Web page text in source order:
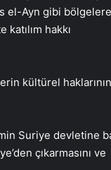
el-Ayn gibi bölgelere
hakkı
kültürel haklarının
Suriye devletine
çıkarmasını ve